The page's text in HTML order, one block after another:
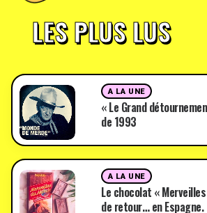
LES PLUS LUS
A LA UNE
« Le Grand
de 1993
A LA UNE
Le chocolat «
de retour… en Espagne.